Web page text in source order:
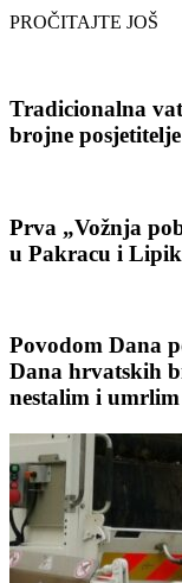
PROČITAJTE JOŠ
Tradicionalna
brojne posjetitelje
Prva „Vožnja
u Pakracu i
Povodom Dana
Dana hrvatskih
nestalim i